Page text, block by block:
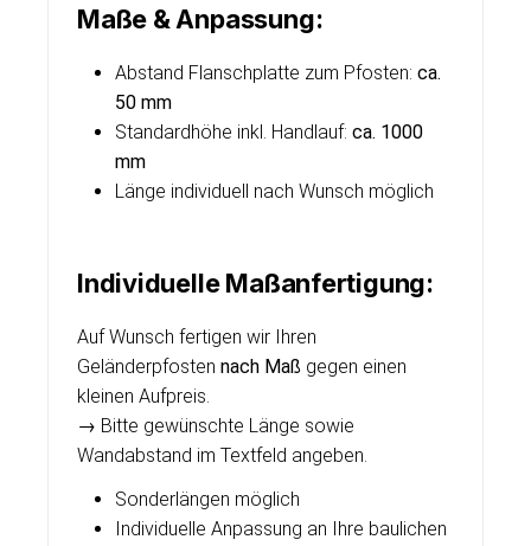
Maße & Anpassung:
Abstand Flanschplatte zum Pfosten: ca.
50 mm
Standardhöhe inkl. Handlauf: ca. 1000
mm
Länge individuell nach Wunsch möglich
Individuelle Maßanfertigung:
Auf Wunsch fertigen wir Ihren
Geländerpfosten nach Maß gegen einen
kleinen Aufpreis.
→ Bitte gewünschte Länge sowie
Wandabstand im Textfeld angeben.
Sonderlängen möglich
Individuelle Anpassung an Ihre baulichen